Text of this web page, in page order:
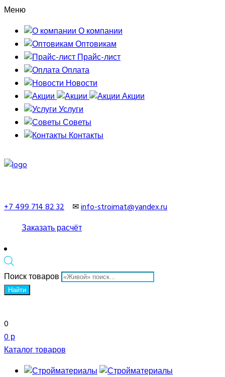
Меню
О компании
Оптовикам
Прайс-лист
Оплата
Новости
Акции
Услуги
Советы
Контакты
+7 499 714 82 32 ✉info-stroimat@yandex.ru
Заказать расчёт
Поиск товаров
Найти
0
0 р
Каталог товаров